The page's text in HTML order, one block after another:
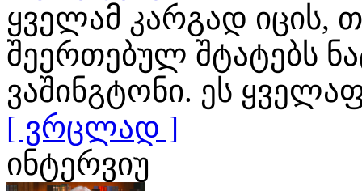
ყველამ კარგად იცის,
შეერთებულ შტატებს
ვაშინგტონი. ეს
[ ვრცლად ]
ინტერვიუ